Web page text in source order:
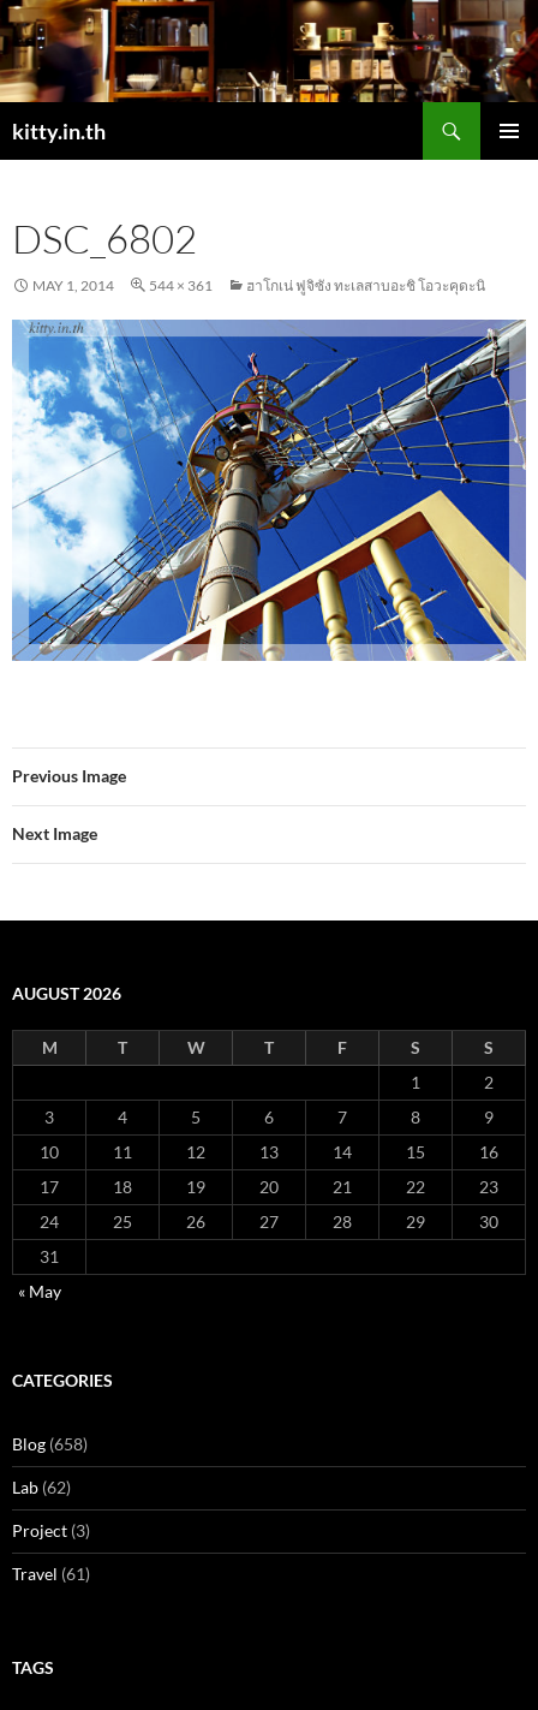
Skip
to
content
kitty.in.th
DSC_6802
MAY 1, 2014 544 × 361 ฮาโกเน่ ฟูจิซัง ทะเลสาบอะชิ โอวะคุดะนิ
Previous Image
Next Image
AUGUST 2026
M T W T F S
S
1
2
3
4 5 6 7 8
9
10
11 12 13 14 15
16
17
18 19 20 21 22
23
24
25 26 27 28 29
30
31
« May
CATEGORIES
Blog (658)
Lab (62)
Project (3)
Travel (61)
TAGS